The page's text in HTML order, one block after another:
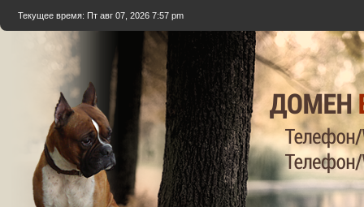
Текущее время: Пт авг 07, 2026 7:57 pm